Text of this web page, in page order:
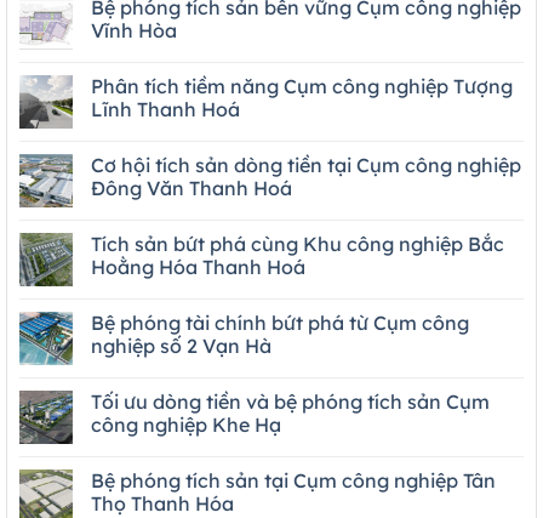
Bệ phóng tích sản bền vững Cụm công nghiệp
Vĩnh Hòa
Phân tích tiềm năng Cụm công nghiệp Tượng
Lĩnh Thanh Hoá
Cơ hội tích sản dòng tiền tại Cụm công nghiệp
Đông Văn Thanh Hoá
Tích sản bứt phá cùng Khu công nghiệp Bắc
Hoằng Hóa Thanh Hoá
Bệ phóng tài chính bứt phá từ Cụm công
nghiệp số 2 Vạn Hà
Tối ưu dòng tiền và bệ phóng tích sản Cụm
công nghiệp Khe Hạ
Bệ phóng tích sản tại Cụm công nghiệp Tân
Thọ Thanh Hóa